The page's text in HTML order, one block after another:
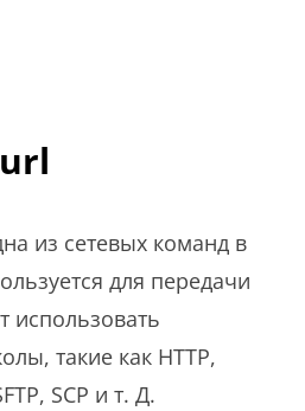
из сетевых команд в
для передачи
использовать
такие как HTTP,
SCP и т. Д.